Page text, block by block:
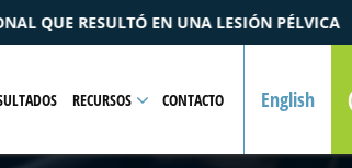
$1.0MACUERDO POR UN CASO
RECURSOS CONTACTO English